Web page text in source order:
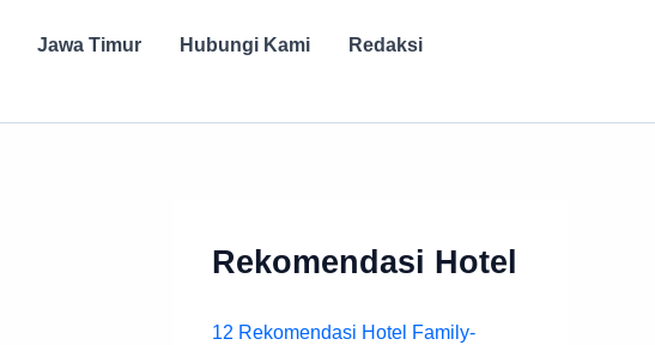
Jawa Timur Hubungi Kami
Redaksi
Rekomendasi Hotel
12 Rekomendasi Hotel Family-